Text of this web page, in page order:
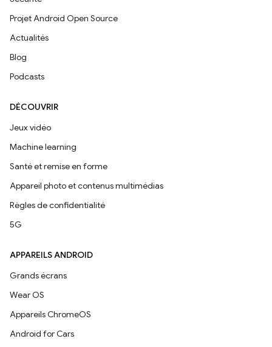
Projet Android Open Source
Actualités
Blog
Podcasts
DÉCOUVRIR
Jeux vidéo
Machine learning
Santé et remise en forme
Appareil photo et contenus multimédias
Règles de confidentialité
5G
APPAREILS ANDROID
Grands écrans
Wear OS
Appareils ChromeOS
Android for Cars